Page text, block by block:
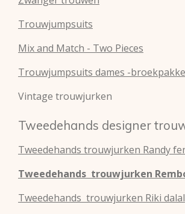
Trouwjumpsuits
Mix and Match - Two Pieces
Trouwjumpsuits dames -
Vintage trouwjurken
Tweedehands designer
Tweedehands trouwjurken Randy
Tweedehands trouwjurken
Tweedehands trouwjurken Riki dalal